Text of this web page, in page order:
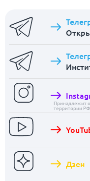
Принадлежит
территории РФ
Дзен